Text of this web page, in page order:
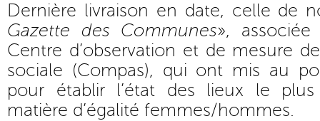
Dernière livraison en date, celle de
Gazette des Communes»,
Centre d’observation et de mesure
sociale (Compas), qui ont mis au
pour établir l’état des lieux le
matière d’égalité femmes/hommes.